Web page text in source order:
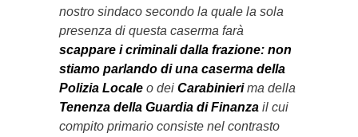
nostro sindaco secondo la quale la sola
presenza di questa caserma farà
scappare i criminali dalla frazione: non
stiamo parlando di una caserma della
Polizia Locale o dei Carabinierima della
Tenenza della Guardia di Finanza il cui
compito primario consiste nel contrasto